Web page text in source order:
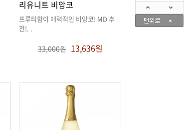
리유니트 비앙코
천!. .
33,000원 13,636원